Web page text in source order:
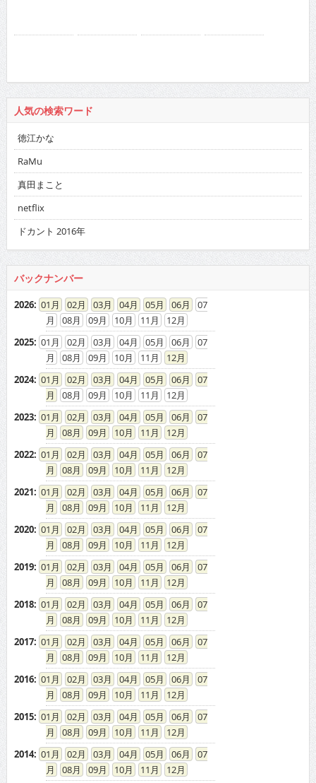
徳江かな
netflix
バックナンバー
2026: 01 02 03 04 05 06
07
2025:01 02
08
09 10 11
12
2024 :01 02
2023: 01 02 03 04 05 06
07
08
09 10 11
12
2022: 01 02 03 04 05 06
07
08
09 10 11
12
2021: 01 02 03 04 05 06
07
08
09 10 11
12
2020: 01 02 03 04 05 06
07
08
09 10 11
12
2019: 01 02 03 04 05 06
07
08
09 10 11
12
2018: 01 02 03 04 05 06
07
08
09 10 11
12
2017: 01 02 03 04 05 06
07
08
09 10 11
12
2016: 01 02 03 04 05 06
07
08
09 10 11
12
2015: 01 02 03 04 05 06
07
08
09 10 11
12
2014: 01 02 03 04 05 06
07
08
09 10 11
12
2013: 01 02 03 04 05 06
07
08
09 10 11
12
2012: 01 02 03 04 05 06
07
08
09 10 11
12
2011: 01 02 03 04 05 06
07
08
09 10 11
12